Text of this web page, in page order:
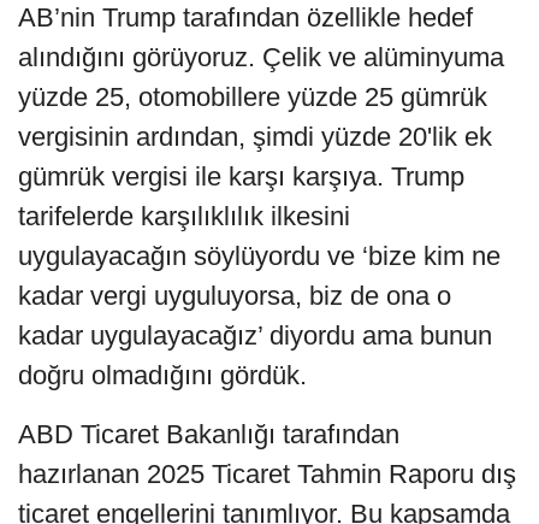
AB’nin Trump tarafından özellikle hedef
alındığını görüyoruz. Çelik ve alüminyuma
yüzde 25, otomobillere yüzde 25 gümrük
vergisinin ardından, şimdi yüzde 20'lik ek
gümrük vergisi ile karşı karşıya. Trump
tarifelerde karşılıklılık ilkesini
uygulayacağın söylüyordu ve ‘bize kim ne
kadar vergi uyguluyorsa, biz de ona o
kadar uygulayacağız’ diyordu ama bunun
doğru olmadığını gördük.
ABD Ticaret Bakanlığı tarafından
hazırlanan 2025 Ticaret Tahmin Raporu dış
ticaret engellerini tanımlıyor. Bu kapsamda